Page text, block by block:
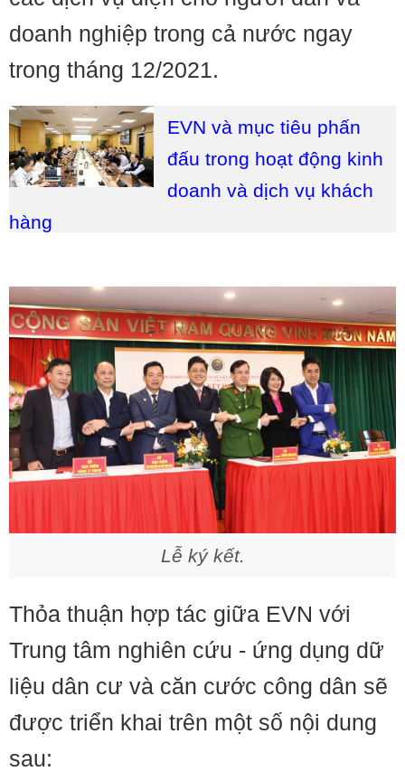
doanh nghiệp trong cả nước ngay
trong tháng 12/2021.
EVN và mục tiêu phấn
đấu trong hoạt động kinh
doanh và dịch vụ khách
hàng
Lễ ký kết.
Thỏa thuận hợp tác giữa EVN với
Trung tâm nghiên cứu - ứng dụng dữ
liệu dân cư và căn cước công dân sẽ
được triển khai trên một số nội dung
sau: